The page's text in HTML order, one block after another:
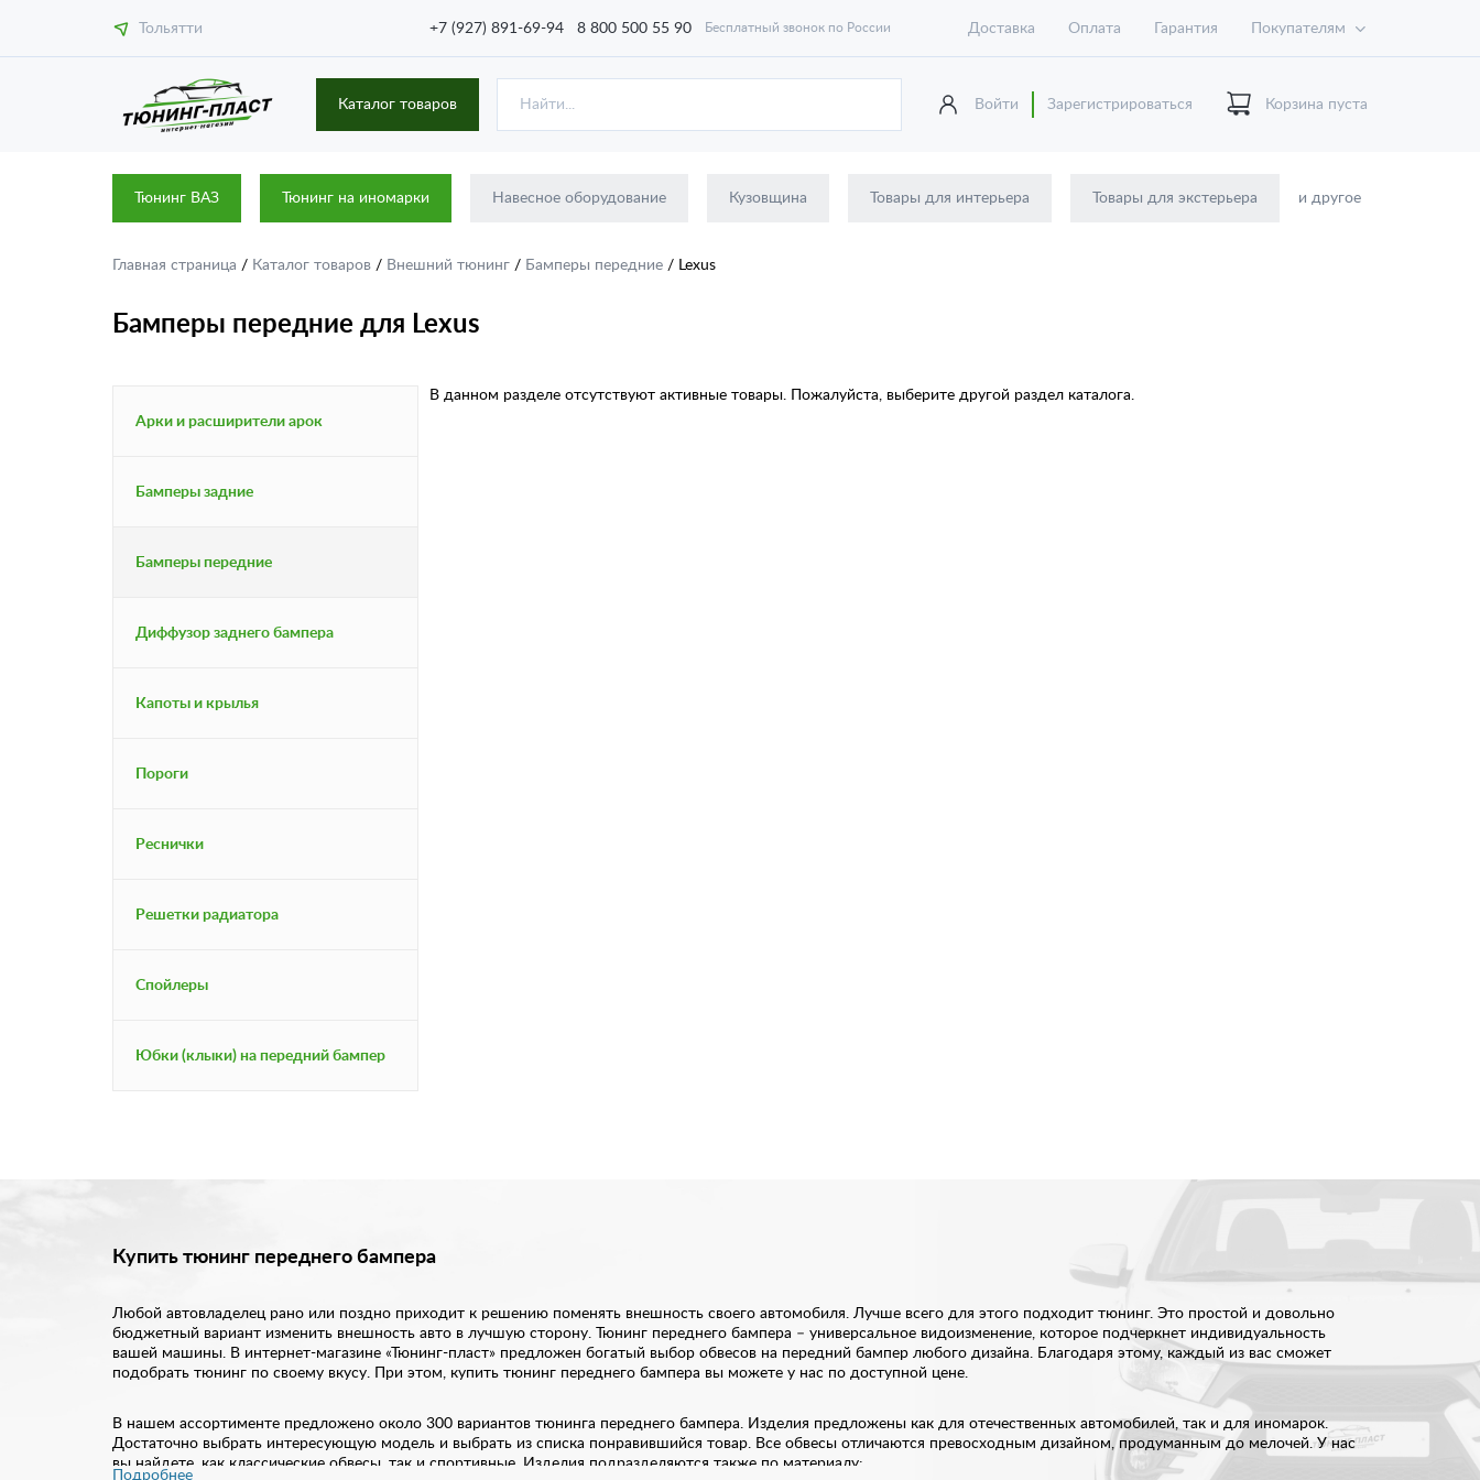
Тольятти +7 (927) 891-69-94 8 800 500 55 90 Бесплатный звонок по России Доставка Оплата Гарантия Покупателям
Каталог товаров Войти Зарегистрироваться Корзина пуста
Тюнинг ВАЗ Тюнинг на иномарки Навесное оборудование Кузовщина Товары для интерьера Товары для экстерьера и другое
Главная страница / Каталог товаров / Внешний тюнинг / Бамперы передние / Lexus
Бамперы передние для Lexus
Арки и расширители арок
Бамперы задние
Бамперы передние
Диффузор заднего бампера
Капоты и крылья
Пороги
Реснички
Решетки радиатора
Спойлеры
Юбки (клыки) на передний бампер
В данном разделе отсутствуют активные товары. Пожалуйста, выберите другой раздел каталога.
Купить тюнинг переднего бампера
Любой автовладелец рано или поздно приходит к решению поменять внешность своего автомобиля. Лучше всего для этого подходит тюнинг. Это простой и довольно
бюджетный вариант изменить внешность авто в лучшую сторону. Тюнинг переднего бампера – универсальное видоизменение, которое подчеркнет индивидуальность
вашей машины. В интернет-магазине «Тюнинг-пласт» предложен богатый выбор обвесов на передний бампер любого дизайна. Благодаря этому, каждый из вас сможет
подобрать тюнинг по своему вкусу. При этом, купить тюнинг переднего бампера вы можете у нас по доступной цене.
В нашем ассортименте предложено около 300 вариантов тюнинга переднего бампера. Изделия предложены как для отечественных автомобилей, так и для иномарок.
Достаточно выбрать интересующую модель и выбрать из списка понравившийся товар. Все обвесы отличаются превосходным дизайном, продуманным до мелочей. У нас
вы найдете, как классические обвесы, так и спортивные. Изделия подразделяются также по материалу:
Подробнее